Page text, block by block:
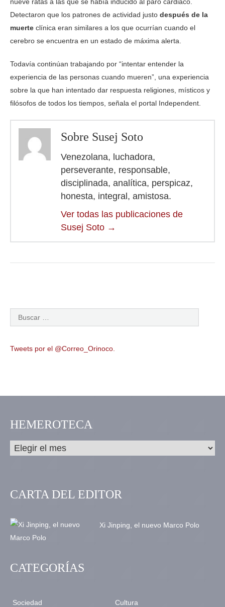
Detectaron que los patrones de actividad justo después de la
muerte clínica eran similares a los que ocurrían cuando el
cerebro se encuentra en un estado de máxima alerta.
Todavía continúan trabajando por “intentar entender la
experiencia de las personas cuando mueren”, una experiencia
sobre la que han intentado dar respuesta religiones, místicos y
filósofos de todos los tiempos, señala el portal Independent.
Sobre Susej Soto
Venezolana, luchadora,
perseverante, responsable,
disciplinada, analítica, perspicaz,
honesta, integral, amistosa.
Ver todas las publicaciones de
Susej Soto →
Tweets por el @Correo_Orinoco.
HEMEROTECA
CARTA DEL EDITOR
Xi Jinping, el nuevo Marco Polo
CATEGORÍAS
Sociedad Cultura